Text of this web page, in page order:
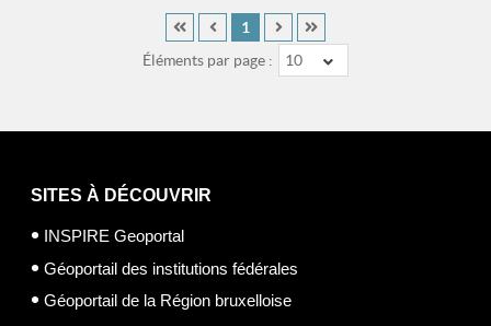
Éléments par page : 10
1
SITES À DÉCOUVRIR
INSPIRE Geoportal
Géoportail des institutions fédérales
Géoportail de la Région bruxelloise